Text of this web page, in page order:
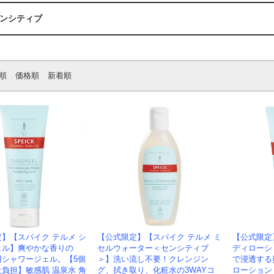
シティブ
価格順 新着順
【スパイク テルメ シ
】爽やかな香りの
ャワージェル。【5個
担】敏感肌 温泉水 角
【公式限定】【スパイク テルメ ミ
セルウォーター＜センシティブ
＞】洗い流し不要！クレンジン
グ、拭き取り、化粧水の3WAYコ
【公式限
ディロー
で浸透す
ローショ